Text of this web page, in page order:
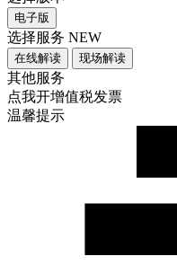
电子版
选择服务 NEW
在线解读 现场解读
其他服务
点我开增值税发票
温馨提示